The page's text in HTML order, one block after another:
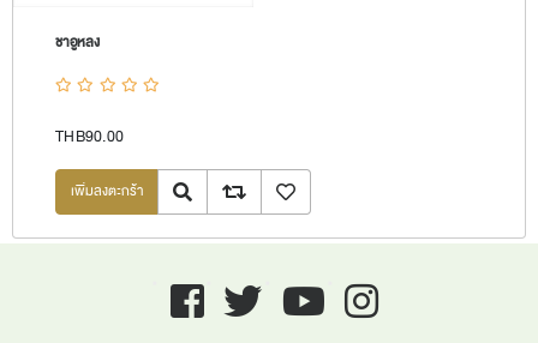
ชาอูหลง
THB90.00
Quick ViewAdd to compare listเพิ่มลงรายการโปรด
Facebook twitter youtube instagram